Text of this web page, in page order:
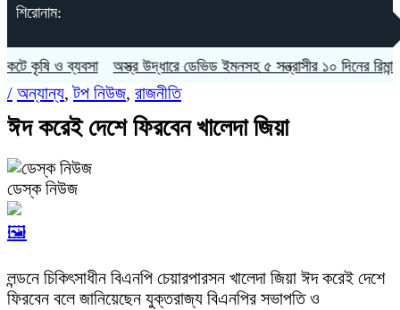
শিরোনাম:
কৃষি ও ব্যবসা অস্ত্র উদ্ধারে ডেভিড ইমনসহ ৫ সন্ত্রাসীর ১০ দিনের রিমান্ড
/ অন্যান্য,টপ নিউজ, রাজনীতি
ঈদ করেই দেশে ফিরবেন খালেদা জিয়া
ডেস্ক নিউজ
🖼️
লন্ডনে চিকিৎসাধীন বিএনপি চেয়ারপারসন খালেদা জিয়া ঈদ করেই দেশে
ফিরবেন বলে জানিয়েছেন যুক্তরাজ্য বিএনপির সভাপতি ও